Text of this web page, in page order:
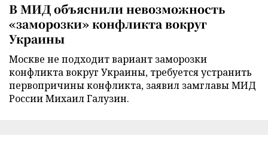
В МИД объяснили невозможность
«заморозки» конфликта вокруг
Украины
Москве не подходит вариант заморозки
конфликта вокруг Украины, требуется устранить
первопричины конфликта, заявил замглавы МИД
России Михаил Галузин.